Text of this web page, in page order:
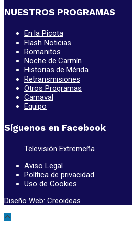
NUESTROS PROGRAMAS
En la Picota
Flash Noticias
Romanitos
Noche de Carmín
Historias de Mérida
Retransmisiones
Otros Programas
Carnaval
Equipo
Síguenos en Facebook
Televisión Extremeña
Aviso Legal
Política de privacidad
Uso de Cookies
Diseño Web: Creoideas